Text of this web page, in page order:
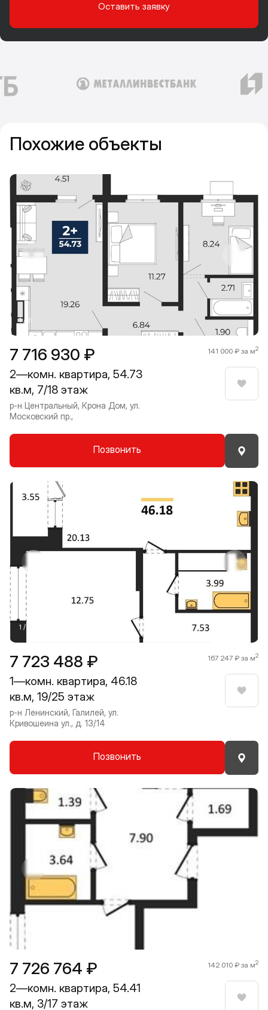
Оставить заявку
Похожие объекты
7 716 930 ₽ 141 000 ₽ за м2
2—комн. квартира, 54.73
кв.м, 7/18 этаж
р-н Центральный, Крона Дом, ул.
Московский пр.,
Позвонить
1 / 8
Прокрутить влево
7 723 488 ₽ 167 247 ₽ за м2
1—комн. квартира, 46.18
кв.м, 19/25 этаж
р-н Ленинский, Галилей, ул.
Кривошеина ул., д. 13/14
Позвонить
1 / 9
7 726 764 ₽ 142 010 ₽ за м2
2—комн. квартира, 54.41
кв.м, 3/17 этаж
1 / 8
Прокрутить влево